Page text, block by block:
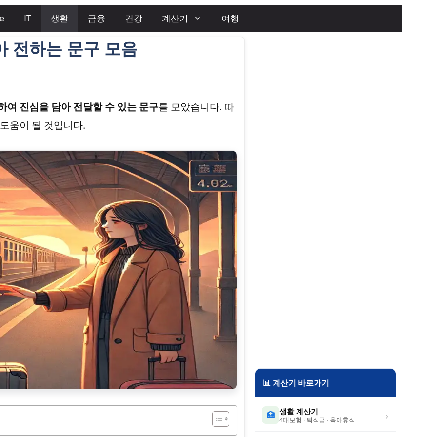
IT 생활 금융 건강 계산기 여행
전하는 문구 모음
여 진심을 담아 전달할 수 있는 문구를 모았습니다. 따
움이 될 것입니다.
📊 계산기 바로가기
🏥 생활 계산기
4대보험 · 퇴직금 · 육아휴직 ›